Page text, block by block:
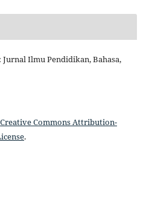
Ilmu Pendidikan, Bahasa,
Creative Commons Attribution-
.